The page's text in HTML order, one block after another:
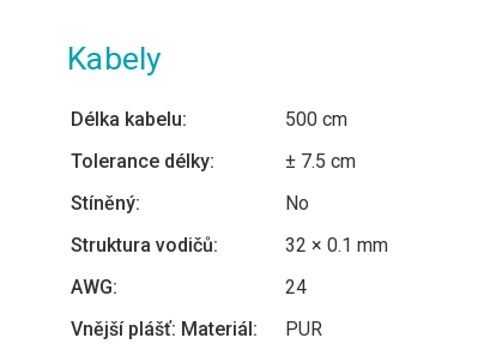
Kabely
Délka kabelu:
500 cm
Tolerance délky:
± 7.5 cm
Stíněný:
No
Struktura vodičů:
32 × 0.1 mm
AWG:
24
Vnější plášť: Materiál:
PUR